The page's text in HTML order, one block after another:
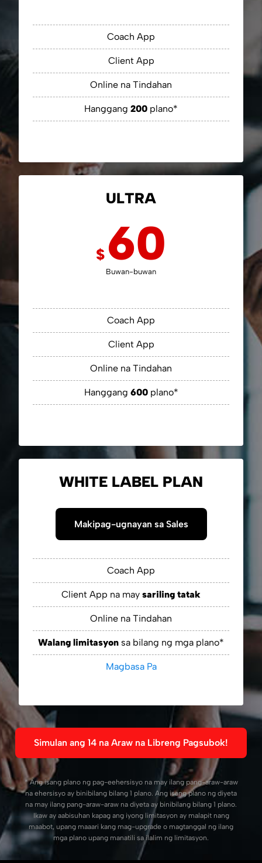
Coach App
Client App
Online na Tindahan
Hanggang 200 plano*
ULTRA
$ 60
Buwan-buwan
Coach App
Client App
Online na Tindahan
Hanggang 600plano*
WHITE LABEL PLAN
Makipag-ugnayan sa Sales
Coach App
Client App na may sariling tatak
Online na Tindahan
Walang limitasyon sa bilang ng mga plano*
Magbasa Pa
Simulan ang 14 na Araw na Libreng Pagsubok!
* Ang isang plano ng pag-eehersisyo na may ilang pang-araw-araw
na ehersisyo ay binibilang bilang 1 plano. Ang isang plano ng diyeta
na may ilang pang-araw-araw na diyeta ay binibilang bilang 1 plano.
Ikaw ay aabisuhan kapag ang iyong limitasyon ay malapit nang
maabot, upang maaari kang mag-upgrade o magtanggal ng ilang
mga plano upang manatili sa ilalim ng limitasyon.